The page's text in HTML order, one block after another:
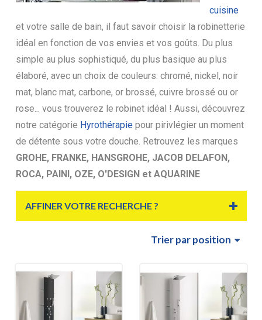
cuisine
et votre salle de bain, il faut savoir choisir la robinetterie
idéal en fonction de vos envies et vos goûts. Du plus
simple au plus sophistiqué, du plus basique au plus
élaboré, avec un choix de couleurs: chromé, nickel, noir
mat, blanc mat, carbone, or brossé, cuivre brossé ou or
rose... vous trouverez le robinet idéal ! Aussi, découvrez
notre catégorie Hyrothérapiepour pirivlégier un moment
de détente sous votre douche. Retrouvez les marques
GROHE, FRANKE, HANSGROHE, JACOB DELAFON,
ROCA, PAINI, OZE, O'DESIGN et AQUARINE
AFFINER VOTRE RECHERCHE ?
Trierpar position